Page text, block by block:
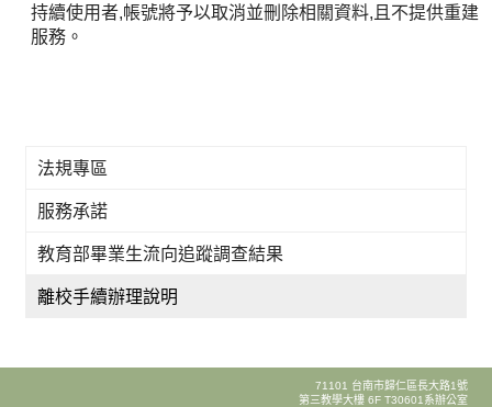
持續使用者,帳號將予以取消並刪除相關資料,且不提供重建
服務。
法規專區
服務承諾
教育部畢業生流向追蹤調查結果
離校手續辦理說明
71101 台南市歸仁區長大路1號
第三教學大樓 6F T30601系辦公室